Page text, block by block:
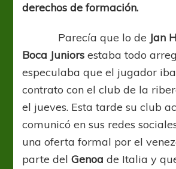
derechos de formación.
Parecía que lo de Jan
Boca Juniors estaba todo
especulaba que el jugador
contrato con el club de la
el jueves. Esta tarde su club
comunicó en sus redes
una oferta formal por el
parte delGenoa de Italia y